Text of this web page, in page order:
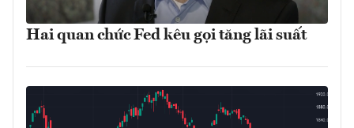
Hai quan chức Fed kêu gọi tăng lãi suất